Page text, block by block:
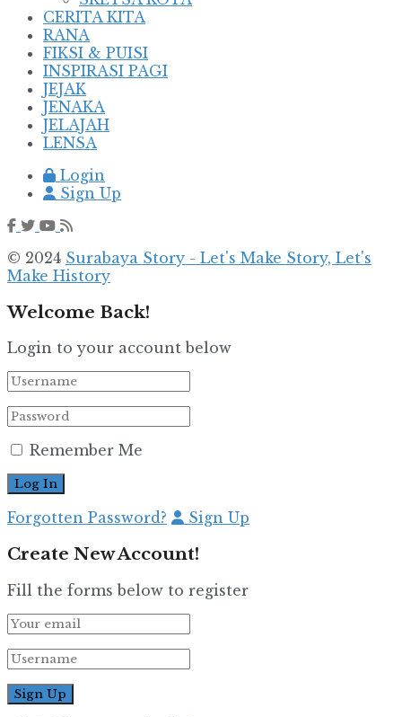
CERITA KITA
RANA
FIKSI & PUISI
INSPIRASI PAGI
JEJAK
JENAKA
JELAJAH
LENSA
Login
Sign Up
© 2024 Surabaya Story - Let's Make Story, Let's
Make History
Welcome Back!
Login to your account below
Remember Me
Forgotten Password? Sign Up
Create New Account!
Fill the forms below to register